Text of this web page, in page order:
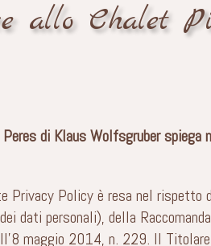
allo Chalet
di Klaus Wolfsgruber
Privacy Policy è resa nel
dati personali), della
maggio 2014, n. 229. Il